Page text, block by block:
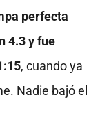
perfecta
4.3 y fue
, cuando ya
Nadie bajó el